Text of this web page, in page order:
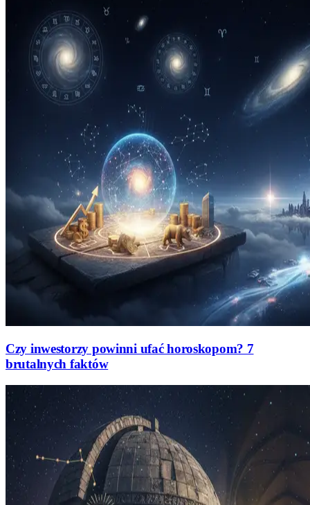
Czy inwestorzy powinni ufać horoskopom? 7
brutalnych faktów